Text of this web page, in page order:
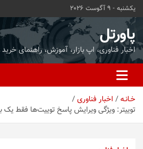
محتوا
بروید
یکشنبه - 9 آگوست 2026
پاورتل
اخبار فناوری، اپ بازار، آموزش، راهنمای
خـانـه
اخبار فناوری
توییتر: ویژگی ویرایش پاسخ توییت‌ها فقط